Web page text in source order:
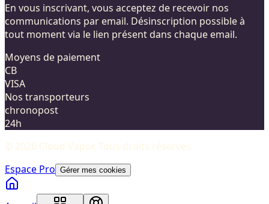
En vous inscrivant, vous acceptez de recevoir nos
communications par email. Désinscription possible à
tout moment via le lien présent dans chaque email.
Moyens de paiement
CB
VISA
Nos transporteurs
chronopost
24h
© 2026 Cloud Vapor. Tous droits réservés.
Espace Pro Gérer mes cookies